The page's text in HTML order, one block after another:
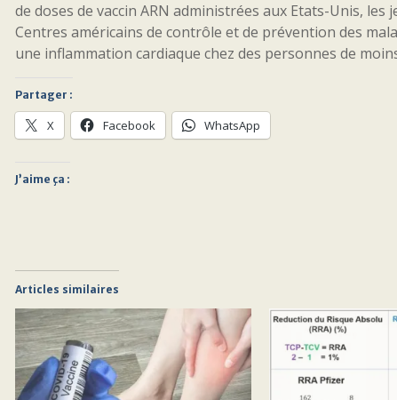
de doses de vaccin ARN administrées aux Etats-Unis,
Centres américains de contrôle et de prévention des
une inflammation cardiaque chez des personnes de
Partager :
X Facebook WhatsApp
J’aime ça :
Articles similaires